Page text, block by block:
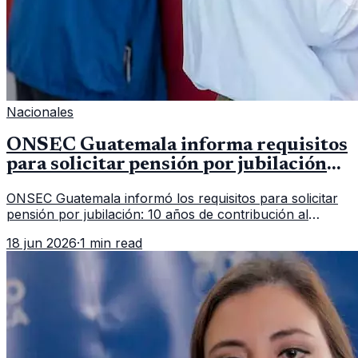
Nacionales
ONSEC Guatemala informa requisitos
para solicitar pensión por jubilación
ONSEC Guatemala informó los requisitos para solicitar
pensión por jubilación: 10 años de contribución al
importar edad.
18 jun 2026·1 min read